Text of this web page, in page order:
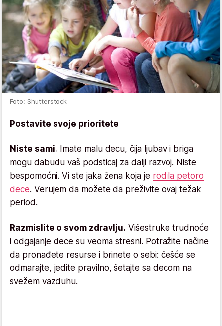
Foto: Shutterstock
Postavite svoje prioritete
Niste sami. Imate malu decu, čija ljubav i briga
mogu dabudu vaš podsticaj za dalji razvoj. Niste
bespomoćni. Vi ste jaka žena koja je rodila petoro
dece. Verujem da možete da preživite ovaj težak
period.
Razmislite o svom zdravlju. Višestruke trudnoće
i odgajanje dece su veoma stresni. Potražite načine
da pronađete resurse i brinete o sebi: češće se
odmarajte, jedite pravilno, šetajte sa decom na
svežem vazduhu.